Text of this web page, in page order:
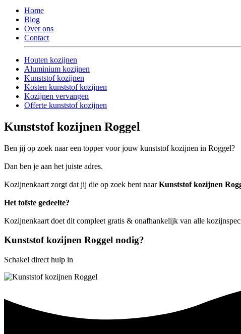
Home
Blog
Over ons
Contact
Houten kozijnen
Aluminium kozijnen
Kunststof kozijnen
Kosten kunststof kozijnen
Kozijnen vervangen
Offerte kunststof kozijnen
Kunststof kozijnen Roggel
Ben jij op zoek naar een topper voor jouw kunststof kozijnen in Roggel?
Dan ben je aan het juiste adres.
Kozijnenkaart zorgt dat jij die op zoek bent naarKunststof kozijnen
Het tofste gedeelte?
Kozijnenkaart doet dit compleet gratis & onafhankelijk van alle
Kunststof kozijnen Roggel nodig?
Schakel direct hulp in